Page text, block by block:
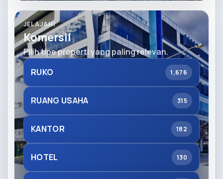
JELAJAHI
Komersil
Pilih tipe properti yang paling relevan.
RUKO
1,676
RUANG USAHA 315
KANTOR 182
HOTEL 130